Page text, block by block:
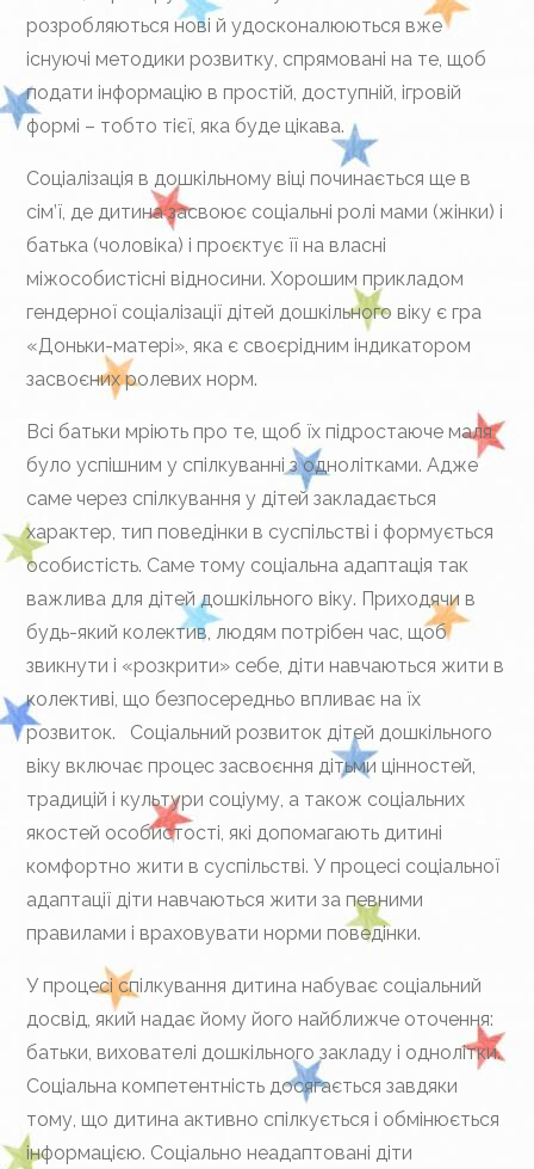
розробляються нові й удосконалюються вже
існуючі методики розвитку, спрямовані на те, щоб
подати інформацію в простій, доступній, ігровій
формі – тобто тієї, яка буде цікава.
Соціалізація в дошкільному віці починається ще в
сім’ї, де дитина засвоює соціальні ролі мами (жінки) і
батька (чоловіка) і проєктує її на власні
міжособистісні відносини. Хорошим прикладом
гендерної соціалізації дітей дошкільного віку є гра
«Доньки-матері», яка є своєрідним індикатором
засвоєних ролевих норм.
Всі батьки мріють про те, щоб їх підростаюче маля
було успішним у спілкуванні з однолітками. Адже
саме через спілкування у дітей закладається
характер, тип поведінки в суспільстві і формується
особистість. Саме тому соціальна адаптація так
важлива для дітей дошкільного віку. Приходячи в
будь-який колектив, людям потрібен час, щоб
звикнути і «розкрити» себе, діти навчаються жити в
колективі, що безпосередньо впливає на їх
розвиток. Соціальний розвиток дітей дошкільного
віку включає процес засвоєння дітьми цінностей,
традицій і культури соціуму, а також соціальних
якостей особистості, які допомагають дитині
комфортно жити в суспільстві. У процесі соціальної
адаптації діти навчаються жити за певними
правилами і враховувати норми поведінки.
У процесі спілкування дитина набуває соціальний
досвід, який надає йому його найближче оточення:
батьки, вихователі дошкільного закладу і однолітки.
Соціальна компетентність досягається завдяки
тому, що дитина активно спілкується і обмінюється
інформацією. Соціально неадаптовані діти